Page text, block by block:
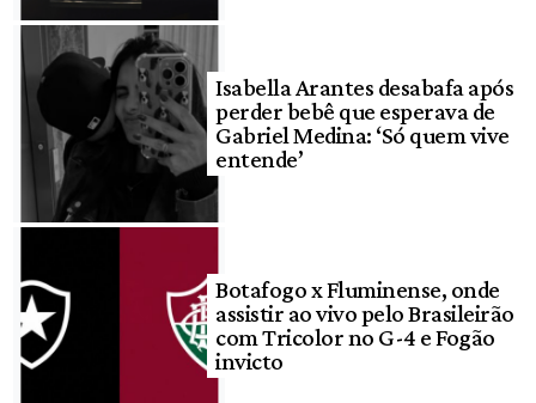
Isabella Arantes desabafa após
perder bebê que esperava de
Gabriel Medina: ‘Só quem vive
entende’
Botafogo x Fluminense, onde
assistir ao vivo pelo Brasileirão
com Tricolor no G-4 e Fogão
invicto